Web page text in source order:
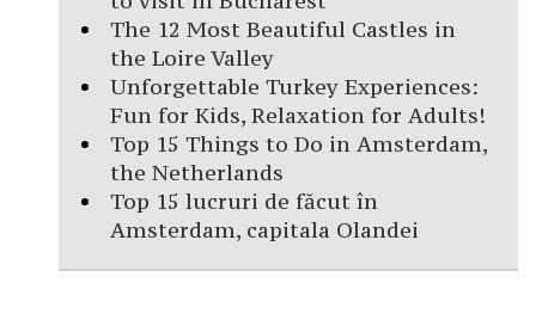
The 12 Most Beautiful Castles in
the Loire Valley
Unforgettable Turkey Experiences:
Fun for Kids, Relaxation for Adults!
Top 15 Things to Do in Amsterdam,
the Netherlands
Top 15 lucruri de făcut în
Amsterdam, capitala Olandei